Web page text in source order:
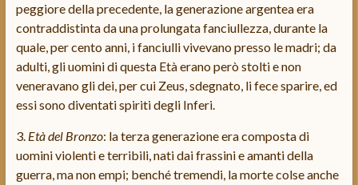
peggiore della precedente, la generazione argentea era
contraddistinta da una prolungata fanciullezza, durante la
quale, per cento anni, i fanciulli vivevano presso le madri; da
adulti, gli uomini di questa Età erano però stolti e non
veneravano gli dei, per cui Zeus, sdegnato, li fece sparire, ed
essi sono diventati spiriti degli Inferi.
3. Età del Bronzo: la terza generazione era composta di
uomini violenti e terribili, nati dai frassini e amanti della
guerra, ma non empi; benché tremendi, la morte colse anche